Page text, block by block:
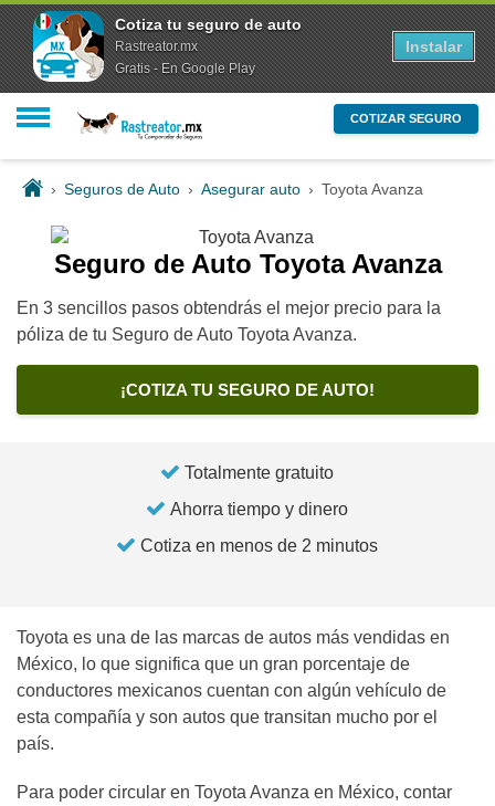
COTIZAR SEGURO
› Seguros de Auto › Asegurar auto › Toyota Avanza
Seguro de Auto Toyota Avanza
En 3 sencillos pasos obtendrás el mejor precio para la
póliza de tu Seguro de Auto Toyota Avanza.
¡COTIZA TU SEGURO DE AUTO!
Totalmente gratuito
Ahorra tiempo y dinero
Cotiza en menos de 2 minutos
Toyota es una de las marcas de autos más vendidas en
México, lo que significa que un gran porcentaje de
conductores mexicanos cuentan con algún vehículo de
esta compañía y son autos que transitan mucho por el
país.
Para poder circular en Toyota Avanza en México, contar
Cotiza tu seguro de auto
Rastreator.mx
Gratis - En Google Play
Instalar